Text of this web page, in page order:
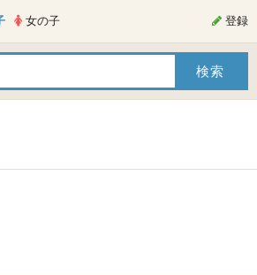
女の子 登録